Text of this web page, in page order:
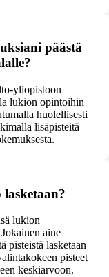
päästä
yliopistoon
lukion opintoihin
huolellisesti
lisäpisteitä
lukion
aine
pisteistä lasketaan
pisteet
keskiarvoon.